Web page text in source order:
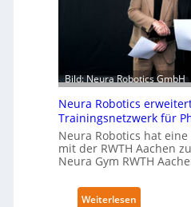
r
h
ä
l
t
S
e
c
u
r
t
Bild: Neura Robotics GmbH
Neura Robotics
Trainingsnetzwerk für
Neura Robotics hat
mit der RWTH Aachen
Neura Gym RWTH
Weiterlesen